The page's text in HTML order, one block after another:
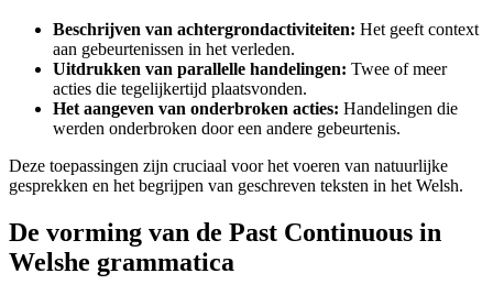
Beschrijven van achtergrondactiviteiten: Het geeft context
aan gebeurtenissen in het verleden.
Uitdrukken van parallelle handelingen: Twee of meer
acties die tegelijkertijd plaatsvonden.
Het aangeven van onderbroken acties: Handelingen die
werden onderbroken door een andere gebeurtenis.
Deze toepassingen zijn cruciaal voor het voeren van natuurlijke
gesprekken en het begrijpen van geschreven teksten in het Welsh.
De vorming van de Past Continuous in
Welshe grammatica